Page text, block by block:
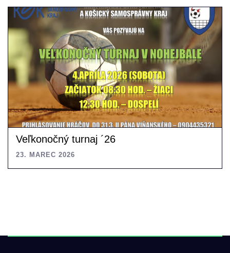
Veľkonočný turnaj ´26
23. MAREC 2026